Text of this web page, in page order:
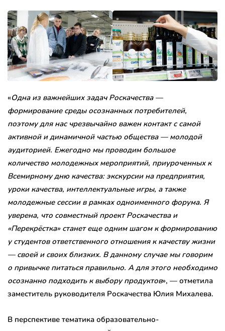
«Одна из важнейших задач Роскачества —
формирование среды осознанных потребителей,
поэтому для нас чрезвычайно важен контакт с самой
активной и динамичной частью общества — молодой
аудиторией. Ежегодно мы проводим большое
количество молодежных мероприятий, приуроченных к
Всемирному дню качества: экскурсии на предприятия,
уроки качества, интеллектуальные игры, а также
молодежные сессии в рамках одноименного форума. Я
уверена, что совместный проект Роскачества и
«Перекрёстка» станет еще одним шагом к формированию
у студентов ответственного отношения к качеству жизни
— своей и своих близких. В данному случае мы говорим
о привычке питаться правильно. А для этого необходимо
осознанно подходить к выбору продуктов», — отметила
заместитель руководителя Роскачества Юлия Михалева.
В перспективе тематика образовательно-